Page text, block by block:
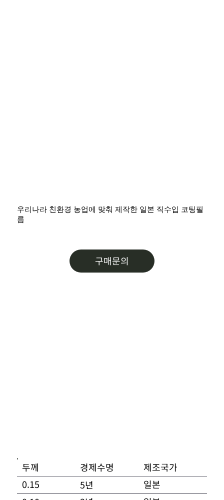
우리나라 친환경 농업에 맞춰 제작한 일본 직수입 코팅필
름
구매문의
​제조국가
일본
0.15
두께
5년
경제수명